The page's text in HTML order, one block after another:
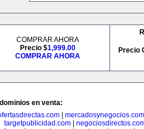
COMPRAR AHORA
Precio $1,999.00
COMPRAR AHORA
Precio
en venta:
mercadosynegocios.com
targetpublicidad.com